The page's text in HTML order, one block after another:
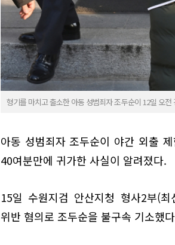
형기를 마치고 출소한 아동 성범죄자 조두순이 12일 오
아동 성범죄자 조두순이 야간 외출
40여분만에 귀가한 사실이 알려졌다.
15일 수원지검 안산지청 형사2부(
위반 혐의로 조두순을 불구속 기소했